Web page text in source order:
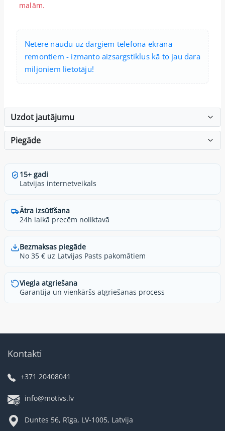
malām.
Netērē naudu uz dārgiem telefona ekrāna
remontiem - izmanto aizsargstiklus kā to jau dara
miljoniem lietotāju!
Uzdot jautājumu
Piegāde
15+ gadi
Latvijas internetveikals
Ātra izsūtīšana
24h laikā precēm noliktavā
Bezmaksas piegāde
No 35 € uz Latvijas Pasts pakomātiem
Viegla atgriešana
Garantija un vienkāršs atgriešanas process
Kontakti
+371 20408041
info@motivs.lv
Duntes 56, Rīga, LV-1005, Latvija